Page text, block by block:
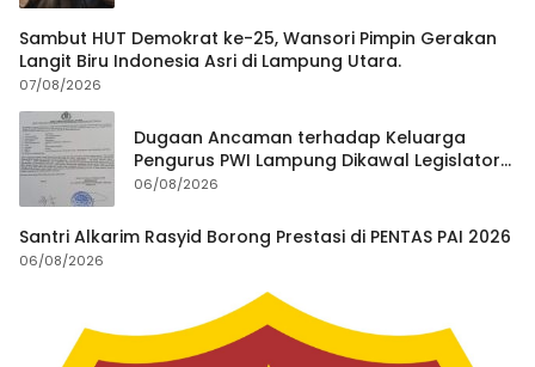
Sambut HUT Demokrat ke-25, Wansori Pimpin Gerakan
Langit Biru Indonesia Asri di Lampung Utara.
07/08/2026
Dugaan Ancaman terhadap Keluarga
Pengurus PWI Lampung Dikawal Legislator
dan Jurnalis
06/08/2026
Santri Alkarim Rasyid Borong Prestasi di PENTAS PAI 2026
06/08/2026